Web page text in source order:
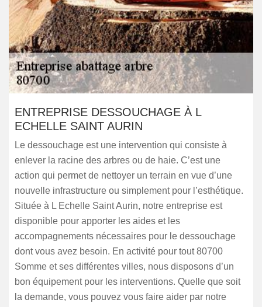
ENTREPRISE DESSOUCHAGE À L
ECHELLE SAINT AURIN
Le dessouchage est une intervention qui consiste à
enlever la racine des arbres ou de haie. C’est une
action qui permet de nettoyer un terrain en vue d’une
nouvelle infrastructure ou simplement pour l’esthétique.
Située à L Echelle Saint Aurin, notre entreprise est
disponible pour apporter les aides et les
accompagnements nécessaires pour le dessouchage
dont vous avez besoin. En activité pour tout 80700
Somme et ses différentes villes, nous disposons d’un
bon équipement pour les interventions. Quelle que soit
la demande, vous pouvez vous faire aider par notre